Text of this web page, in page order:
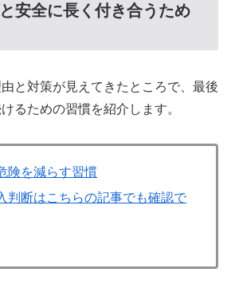
安全に長く付き合うため
と対策が見えてきたところで、最後
るための習慣を紹介します。
険を減らす習慣
判断はこちらの記事でも確認で